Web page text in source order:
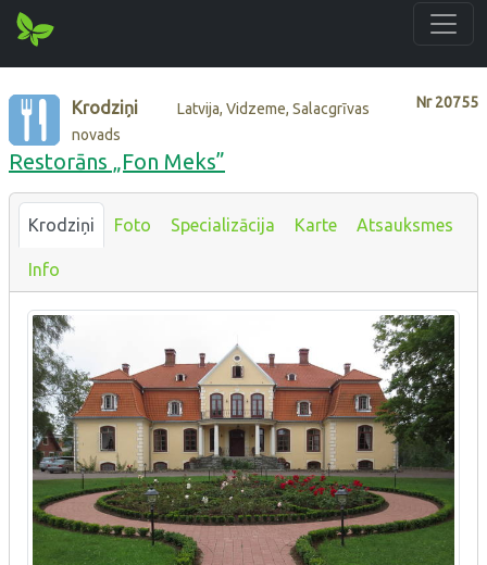
Nr20755
Krodziņi
Latvija, Vidzeme, Salacgrīvas
novads
Restorāns „Fon Meks”
Krodziņi Foto Specializācija Karte Atsauksmes
Info